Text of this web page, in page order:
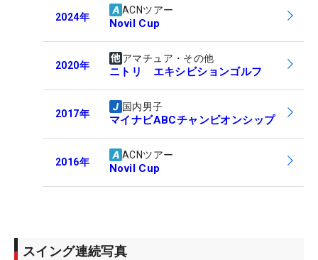
2024年
ACNツアー
Novil Cup
2020年
アマチュア・その他
ニトリ エキシビションゴルフ
2017年
国内男子
マイナビABCチャンピオンシップ
2016年
ACNツアー
Novil Cup
スイング連続写真